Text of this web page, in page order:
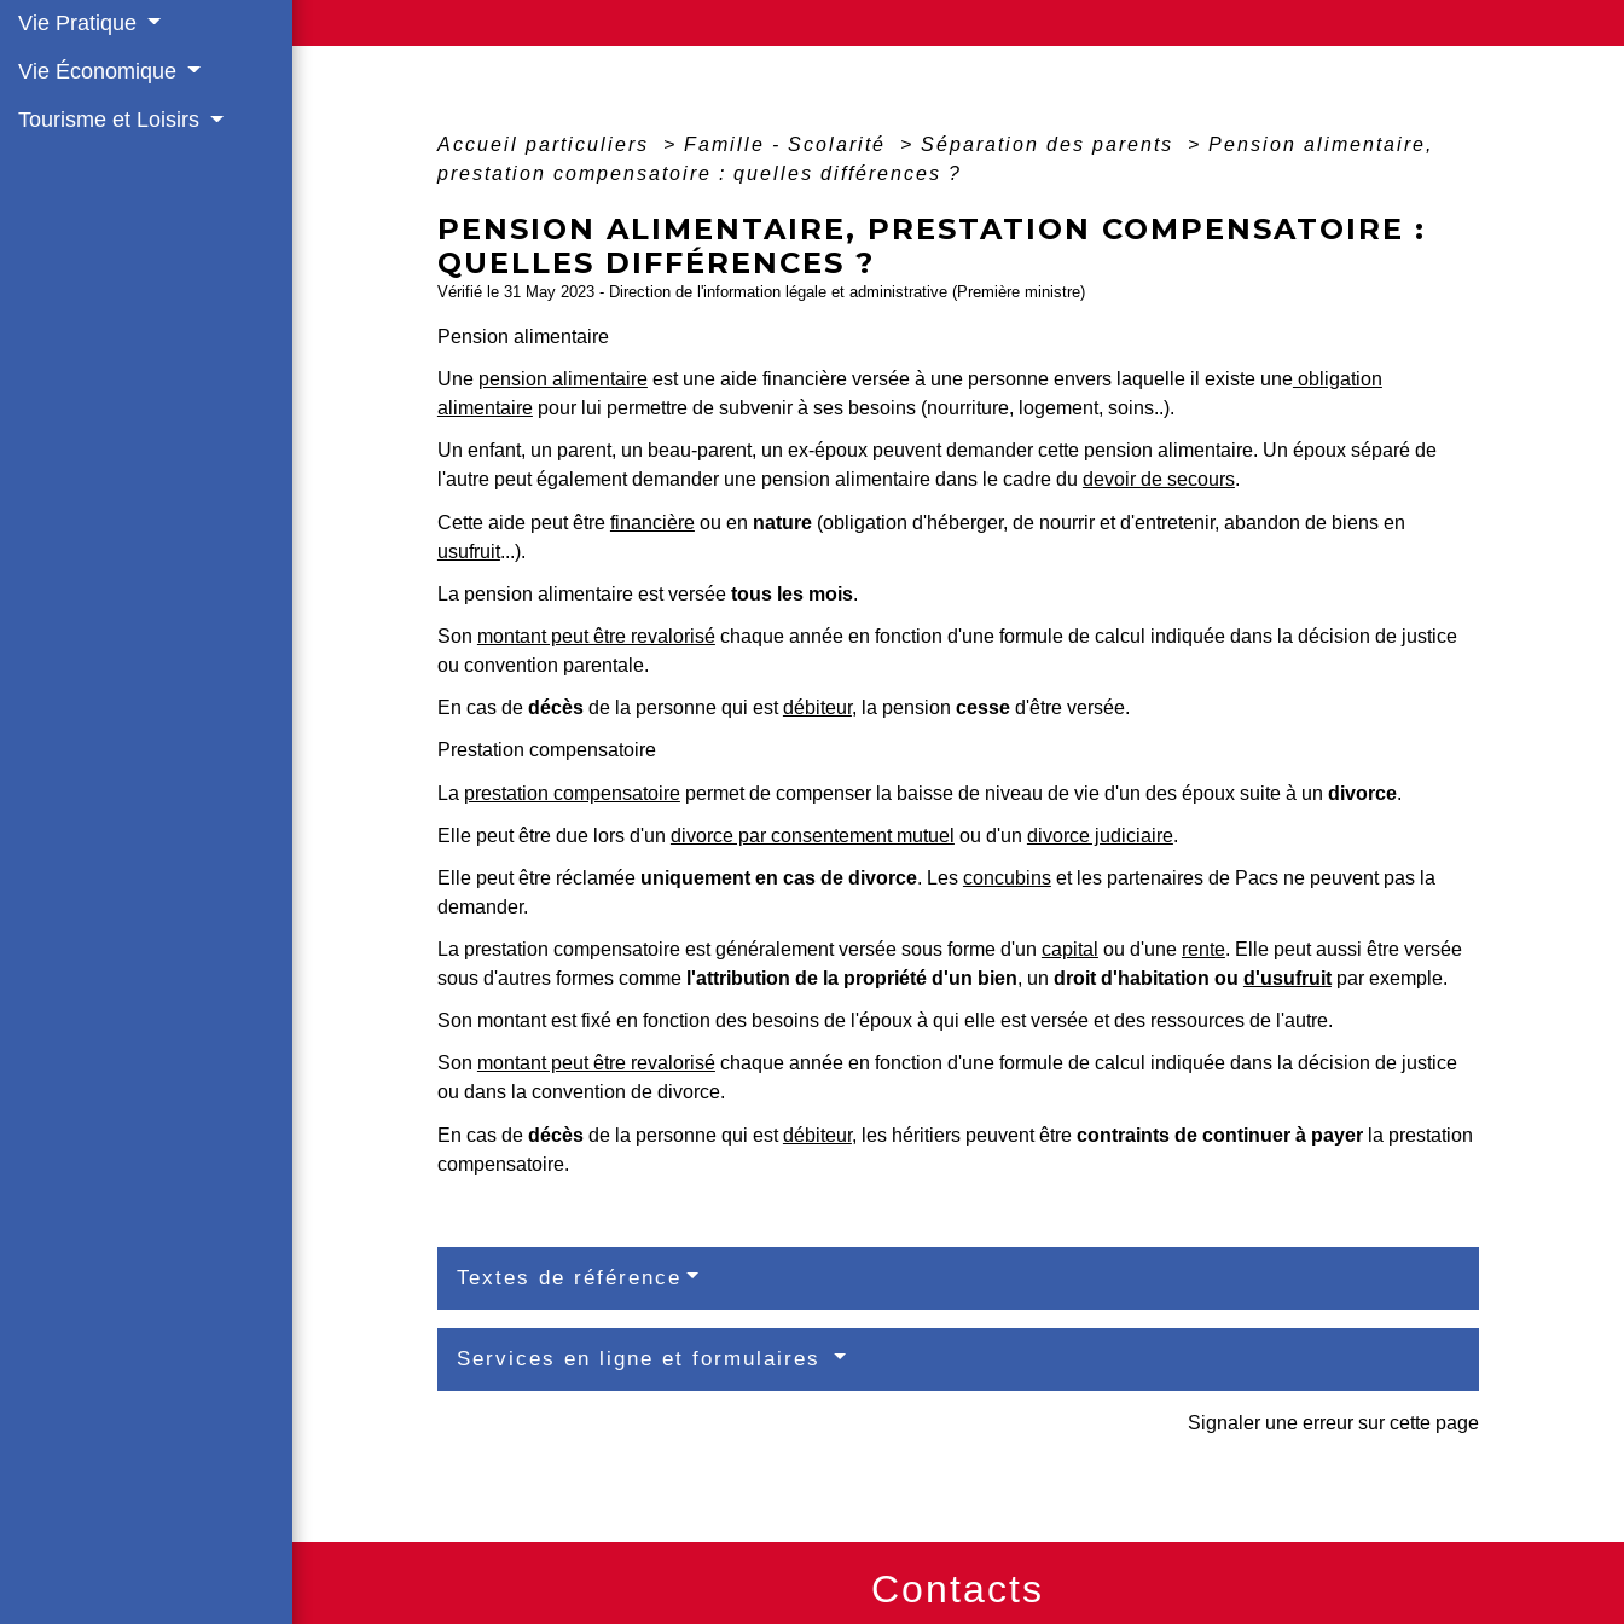
Vie Pratique
Vie Économique
Tourisme et Loisirs
Accueil particuliers > Famille - Scolarité > Séparation des parents > Pension alimentaire,
prestation compensatoire : quelles différences ?
PENSION ALIMENTAIRE, PRESTATION COMPENSATOIRE :
QUELLES DIFFÉRENCES ?
Vérifié le 31 May 2023 - Direction de l'information légale et administrative (Première ministre)
Pension alimentaire
Une pension alimentaireest une aide financière versée à une personne envers laquelle il existe uneobligation
alimentairepour lui permettre de subvenir à ses besoins (nourriture, logement, soins..).
Un enfant, un parent, un beau-parent, un ex-époux peuvent demander cette pension alimentaire. Un époux séparé de
l'autre peut également demander une pension alimentaire dans le cadre du devoir de secours.
Cette aide peut être financièreou en nature(obligation d'héberger, de nourrir et d'entretenir, abandon de biens en
usufruit...).
La pension alimentaire est versée tous les mois.
Son montant peut être revaloriséchaque année en fonction d'une formule de calcul indiquée dans la décision de justice
ou convention parentale.
En cas de décèsde la personne qui estdébiteur, la pension cessed'être versée.
Prestation compensatoire
La prestation compensatoirepermet de compenser la baisse de niveau de vie d'un des époux suite à un divorce.
Elle peut être due lors d'un divorce par consentement mutuel ou d'un divorce judiciaire.
Elle peut être réclamée uniquement en cas de divorce. Les concubinset les partenaires de Pacs ne peuvent pas la
demander.
La prestation compensatoire est généralement versée sous forme d'un capital ou d'une rente. Elle peut aussi être versée
sous d'autres formes comme l'attribution de la propriété d'un bien, un droit d'habitation ou d'usufruit par exemple.
Son montant est fixé en fonction des besoins de l'époux à qui elle est versée et des ressources de l'autre.
Son montant peut être revaloriséchaque année en fonction d'une formule de calcul indiquée dans la décision de justice
ou dans la convention de divorce.
En cas de décèsde la personne qui estdébiteur, les héritiers peuvent être contraints de continuer à payerla prestation
compensatoire.
Textes de référence
Services en ligne et formulaires
Signaler une erreur sur cette page
Contacts